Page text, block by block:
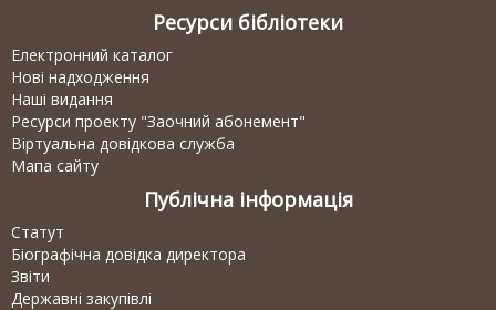
Ресурси бібліотеки
Електронний каталог
Нові надходження
Наші видання
Ресурси проекту "Заочний абонемент"
Віртуальна довідкова служба
Мапа сайту
Публічна інформація
Статут
Біографічна довідка директора
Звіти
Державні закупівлі